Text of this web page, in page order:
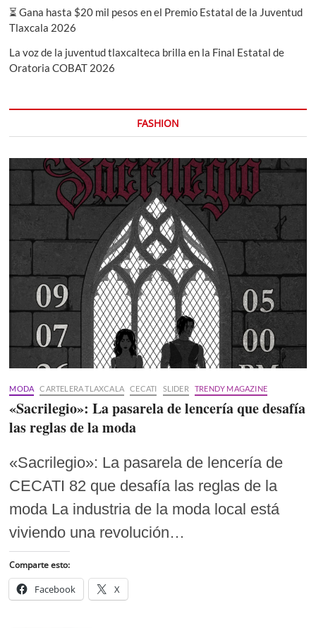
⏳ Gana hasta $20 mil pesos en el Premio Estatal de la Juventud
Tlaxcala 2026
La voz de la juventud tlaxcalteca brilla en la Final Estatal de
Oratoria COBAT 2026
FASHION
MODA CARTELERA TLAXCALA CECATI SLIDER TRENDY MAGAZINE
«Sacrilegio»: La pasarela de lencería que desafía
las reglas de la moda
«Sacrilegio»: La pasarela de lencería de
CECATI 82 que desafía las reglas de la
moda La industria de la moda local está
viviendo una revolución…
Comparte esto:
Facebook X